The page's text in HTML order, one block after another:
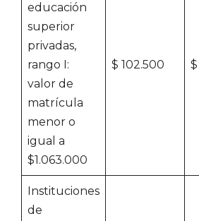
educación
superior
privadas,
rango I:
valor de
matrícula
menor o
igual a
$1.063.000
$ 102.500
Instituciones
de